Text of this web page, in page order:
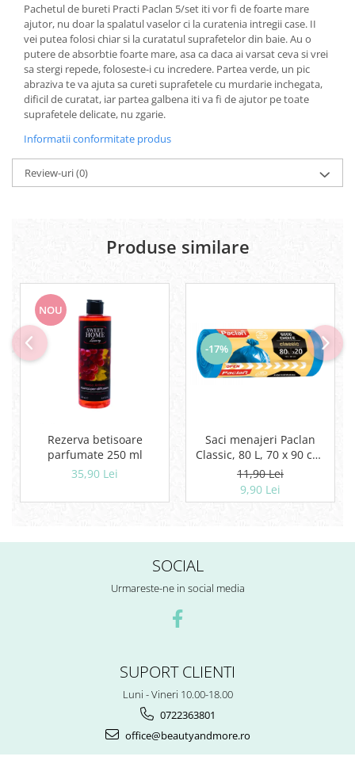
Igiena intima
Tampoane si absorbante
Geluri si deodorante igiena intima
Produse manichiura & pedichiura
Oja si lac de unghii
Scutece adulti
Seturi cadou
Pachetul de bureti Practi Paclan 5/set iti vor fi de foarte mare
ajutor, nu doar la spalatul vaselor ci la curatenia intregii case. II
vei putea folosi chiar si la curatatul suprafetelor din baie. Au o
putere de absorbtie foarte mare, asa ca daca ai varsat ceva si vrei
sa stergi repede, foloseste-i cu incredere. Partea verde, un pic
abraziva te va ajuta sa cureti suprafetele cu murdarie inchegata,
dificil de curatat, iar partea galbena iti va fi de ajutor pe toate
suprafetele delicate, nu zgarie.
Informatii conformitate produs
Review-uri(0)
Produse similare
NOU
Rezerva betisoare
parfumate 250 ml
35,90 Lei
-17%
Saci menajeri Paclan
Classic, 80 L, 70 x 90 cm,
20 buc
11,90 Lei
9,90 Lei
SOCIAL
Urmareste-ne in social media
SUPORT CLIENTI
Luni - Vineri 10.00-18.00
0722363801
office@beautyandmore.ro